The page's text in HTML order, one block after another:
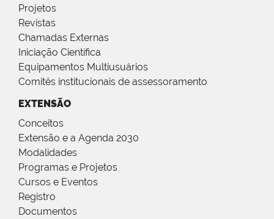
Projetos
Revistas
Chamadas Externas
Iniciação Científica
Equipamentos Multiusuários
Comitês institucionais de assessoramento
EXTENSÃO
Conceitos
Extensão e a Agenda 2030
Modalidades
Programas e Projetos
Cursos e Eventos
Registro
Documentos